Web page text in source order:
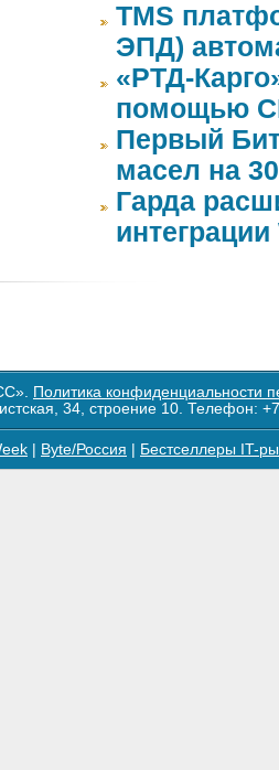
TMS
ЭПД)
«РТД-
помощью
Первый
масел на
Гарда
Политика конфиденциальности
34, строение 10. Телефон:
Byte/Россия Бестселлеры IT-